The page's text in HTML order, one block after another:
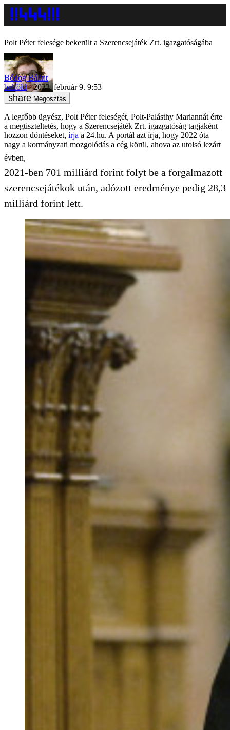
Polt Péter felesége bekerült a Szerencsejáték Zrt. igazgatóságába
Bódog Bálint
belföld
2023. február 9. 9:53
Megosztás
A legfőbb ügyész, Polt Péter feleségét, Polt-Palásthy Mariannát érte
a megtiszteltetés, hogy a Szerencsejáték Zrt. igazgatóság tagjaként
hozzon döntéseket, írja a 24.hu. A portál azt írja, hogy 2022 óta
nagy a kormányzati mozgolódás a cég körül, ahova az utolsó lezárt
évben,
2021-ben 701 milliárd forint folyt be a forgalmazott
szerencsejátékok után, adózott eredménye pedig 28,3
milliárd forint lett.